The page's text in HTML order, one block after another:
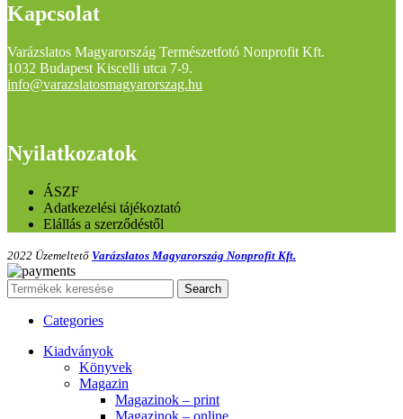
Kapcsolat
Varázslatos Magyarország Természetfotó Nonprofit Kft.
1032 Budapest Kiscelli utca 7-9.
info@varazslatosmagyarorszag.hu
Nyilatkozatok
ÁSZF
Adatkezelési tájékoztató
Elállás a szerződéstől
2022 Üzemeltető Varázslatos Magyarország Nonprofit Kft.
Search
Categories
Kiadványok
Könyvek
Magazin
Magazinok – print
Magazinok – online